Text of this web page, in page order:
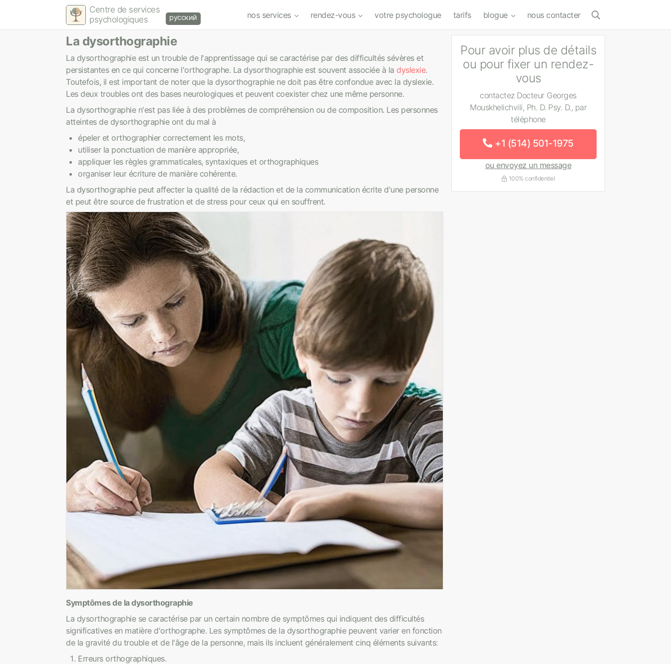
Centre de services
psychologiques
русский nos services rendez-vous votre psychologue tarifs blogue nous contacter
La dysorthographie
La dysorthographie est un trouble de l'apprentissage qui se caractérise par des difficultés sévères et
persistantes en ce qui concerne l'orthographe. La dysorthographie est souvent associée à la dyslexie.
Toutefois, il est important de noter que la dysorthographie ne doit pas être confondue avec la dyslexie.
Les deux troubles ont des bases neurologiques et peuvent coexister chez une même personne.
La dysorthographie n'est pas liée à des problèmes de compréhension ou de composition. Les personnes
atteintes de dysorthographie ont du mal à
épeler et orthographier correctement les mots,
utiliser la ponctuation de manière appropriée,
appliquer les règles grammaticales, syntaxiques et orthographiques
organiser leur écriture de manière cohérente.
La dysorthographie peut affecter la qualité de la rédaction et de la communication écrite d'une personne
et peut être source de frustration et de stress pour ceux qui en souffrent.
Symptômes de la dysorthographie
La dysorthographie se caractérise par un certain nombre de symptômes qui indiquent des difficultés
significatives en matière d'orthographe. Les symptômes de la dysorthographie peuvent varier en fonction
de la gravité du trouble et de l'âge de la personne, mais ils incluent généralement cinq éléments suivants:
Erreurs orthographiques.
Pour avoir plus de détails
ou pour fixer un rendez-
vous
contactez Docteur Georges
Mouskhelichvili, Ph. D. Psy. D., par
téléphone
+1 (514) 501-1975
ou envoyez un message
100% confidentiel